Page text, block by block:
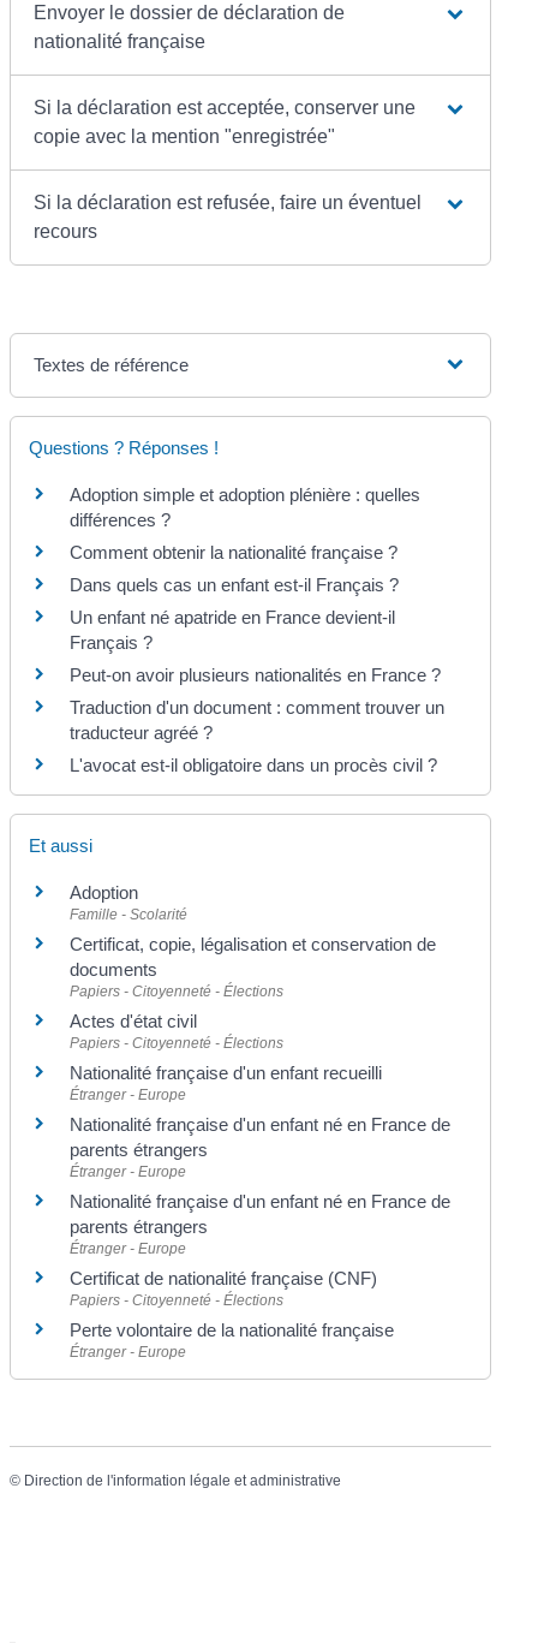
Envoyer le dossier de déclaration de
nationalité française
Si la déclaration est acceptée, conserver une
copie avec la mention "enregistrée"
Si la déclaration est refusée, faire un éventuel
recours
Textes de référence
Questions ? Réponses !
Adoption simple et adoption plénière : quelles
différences ?
Comment obtenir la nationalité française ?
Dans quels cas un enfant est-il Français ?
Un enfant né apatride en France devient-il
Français ?
Peut-on avoir plusieurs nationalités en France ?
Traduction d'un document : comment trouver un
traducteur agréé ?
L'avocat est-il obligatoire dans un procès civil ?
Et aussi
Adoption
Famille - Scolarité
Certificat, copie, légalisation et conservation de
documents
Papiers - Citoyenneté - Élections
Actes d'état civil
Papiers - Citoyenneté - Élections
Nationalité française d'un enfant recueilli
Étranger - Europe
Nationalité française d'un enfant né en France de
parents étrangers
Étranger - Europe
Nationalité française d'un enfant né en France de
parents étrangers
Étranger - Europe
Certificat de nationalité française (CNF)
Papiers - Citoyenneté - Élections
Perte volontaire de la nationalité française
Étranger - Europe
© Direction de l'information légale et administrative